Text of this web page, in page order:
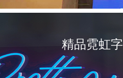
精品霓虹字